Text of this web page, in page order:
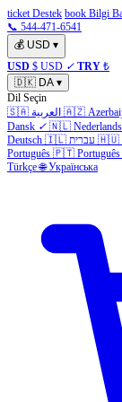
ticket Destek book Bilgi
📞 544-471-6541
💰 USD ▾
USD $ USD ✓ TRY ₺
🇩🇰 DA ▾
Dil Seçin
🇸🇦 العربية 🇦🇿
Dansk ✓ 🇳🇱 Nederlands
Deutsch 🇮🇱 עברית 🇭🇺
Português 🇵🇹 Português
Türkçe 🌐 Українська